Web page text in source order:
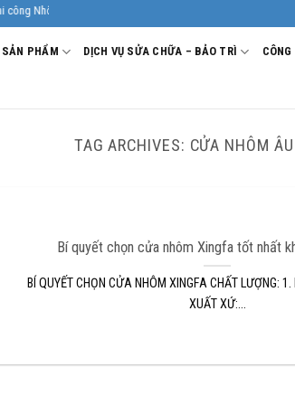
Nhôm kính uy tín, chất lượng.
SẢN PHẨM DỊCH VỤ SỬA CHỮA – BẢO TRÌ
TAG ARCHIVES: CỬA NHÔM
Bí quyết chọn cửa nhôm Xingfa tốt nhất
BÍ QUYẾT CHỌN CỬA NHÔM XINGFA CHẤT LƯỢNG:
XUẤT XỨ:...